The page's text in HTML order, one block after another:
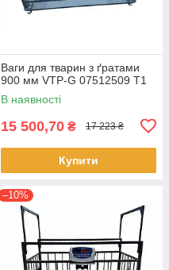
Ваги для тварин з ґратами
900 мм VTP-G 07512509 T1
В наявності
15 500,70 ₴ 17 223 ₴
Купити
–10%